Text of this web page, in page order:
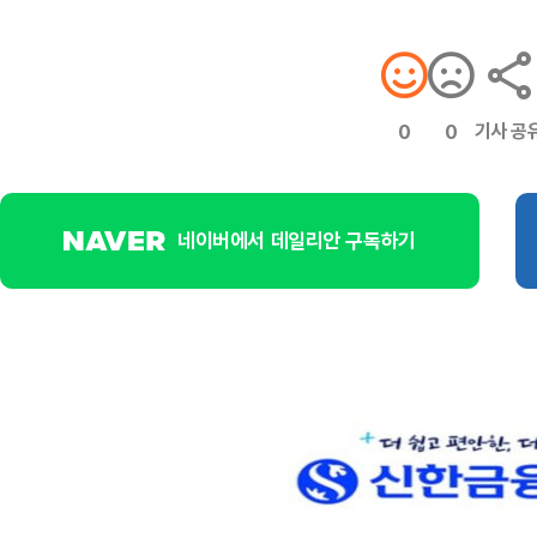
0 0 기사 공
네이버에서 데일리안 구독하기